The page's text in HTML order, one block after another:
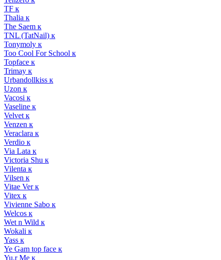
TF к
Thalia к
The Saem к
TNL (TatNail) к
Tonymoly к
Too Cool For School к
Topface к
Trimay к
Urbandollkiss к
Uzon к
Vacosi к
Vaseline к
Velvet к
Venzen к
Veraclara к
Verdio к
Via Lata к
Victoria Shu к
Vilenta к
Vilsen к
Vitae Ver к
Vitex к
Vivienne Sabo к
Welcos к
Wet n Wild к
Wokali к
Yass к
Ye Gam top face к
Yu.r Me к